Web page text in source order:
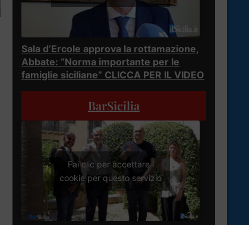
Sala d’Ercole approva la rottamazione,
Abbate: “Norma importante per le
famiglie siciliane” CLICCA PER IL VIDEO
BarSicilia
Fai clic per accettare i
cookie per questo servizio